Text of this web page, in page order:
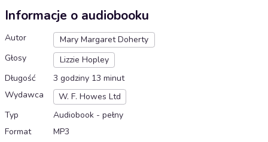
Informacje o audiobooku
Autor
Mary Margaret Doherty
Głosy
Lizzie Hopley
Długość
3 godziny 13 minut
Wydawca
W. F. Howes Ltd
Typ
Audiobook - pełny
Format
MP3